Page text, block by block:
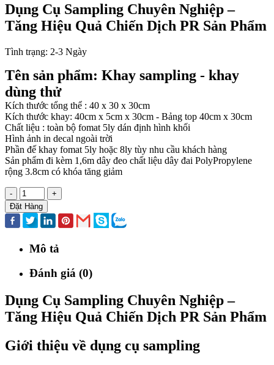
Dụng Cụ Sampling Chuyên Nghiệp –
Tăng Hiệu Quả Chiến Dịch PR Sản Phẩm
Tình trạng: 2-3 Ngày
Tên sản phẩm: Khay sampling - khay
dùng thử
Kích thước tổng thể : 40 x 30 x 30cm
Kích thước khay: 40cm x 5cm x 30cm - Bảng top 40cm x 30cm
Chất liệu : toàn bộ fomat 5ly dán định hình khối
Hình ảnh in decal ngoài trời
Phần đế khay fomat 5ly hoặc 8ly tùy nhu cầu khách hàng
Sản phẩm đi kèm 1,6m dây đeo chất liệu dây đai PolyPropylene
rộng 3.8cm có khóa tăng giảm
-
+
Đặt Hàng
Mô tả
Đánh giá (0)
Dụng Cụ Sampling Chuyên Nghiệp –
Tăng Hiệu Quả Chiến Dịch PR Sản Phẩm
Giới thiệu về dụng cụ sampling